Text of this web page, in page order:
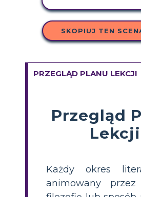
SKOPIUJ TEN
PRZEGLĄD PLANU LEKCJI
Przegląd
Lekcji
Każdy okres
animowany przez